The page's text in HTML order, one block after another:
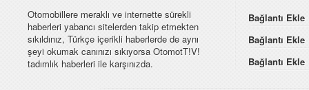
Otomobillere meraklı ve internette sürekli
haberleri yabancı sitelerden takip etmekten
sıkıldınız, Türkçe içerikli haberlerde de aynı
şeyi okumak canınızı sıkıyorsa OtomotT!V!
tadımlık haberleri ile karşınızda.
Bağlantı Ekle
Bağlantı Ekle
Bağlantı Ekle